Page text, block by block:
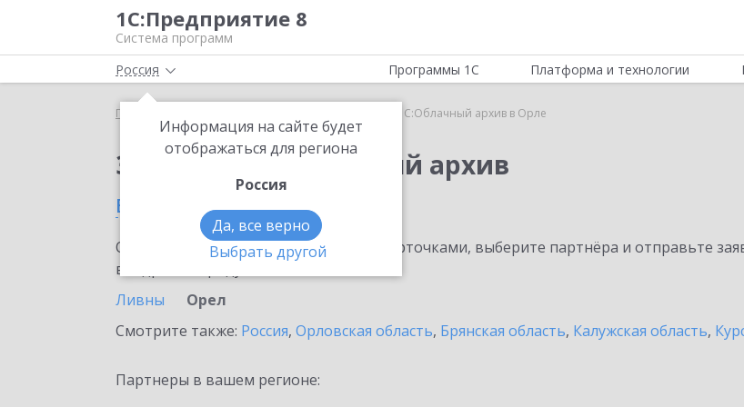
1С:Предприятие 8
Система программ
Россия
Информация на сайте будет
отображаться для региона
Россия
Да, все верно
Выбрать другой
Программы 1С Платформа и технологии
Главная 1С:Облачный архив в Орле
Заказать 1С:Облачный архив
в Орле
Ознакомьтесь с информационными карточками, выберите партнёра и отправьте
внедрение продукта.
Ливны
Орел
Смотрите также: Россия, Орловская область, Брянская область, Калужская область,
Партнеры в вашем регионе: